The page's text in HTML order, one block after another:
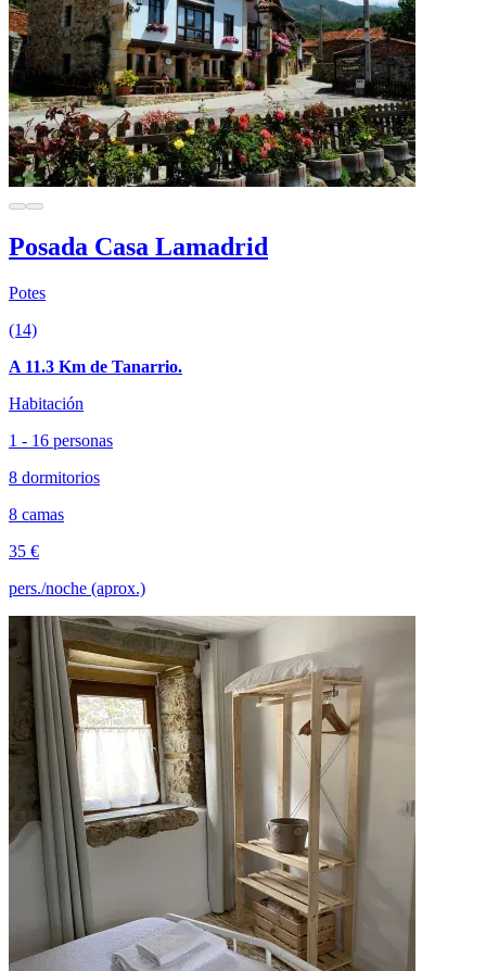
Posada Casa Lamadrid
Potes
(14)
A 11.3 Km de Tanarrio.
Habitación
1 - 16 personas
8 dormitorios
8 camas
35 €
pers./noche (aprox.)